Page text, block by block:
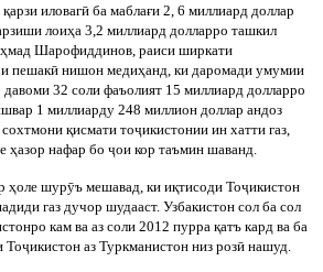
қарзи иловагӣ ба маблағи 2, 6 миллиард доллар
лоиҳа 3,2 миллиард долларро ташкил
ҳмад Шарофиддинов, раиси ширкати
пешакӣ нишон медиҳанд, ки даромади умумии
32 соли фаъолият 15 миллиард долларро
1 миллиарду 248 миллион доллар андоз
сохтмони қисмати тоҷикистонии ин хатти газ,
ҳазор нафар бо ҷои кор таъмин шаванд.
ҳоле шурӯъ мешавад, ки иқтисоди Тоҷикистон
газ дучор шудааст. Узбакистон сол ба сол
кам ва аз соли 2012 пурра қатъ кард ва ба
Тоҷикистон аз Туркманистон низ розӣ нашуд.